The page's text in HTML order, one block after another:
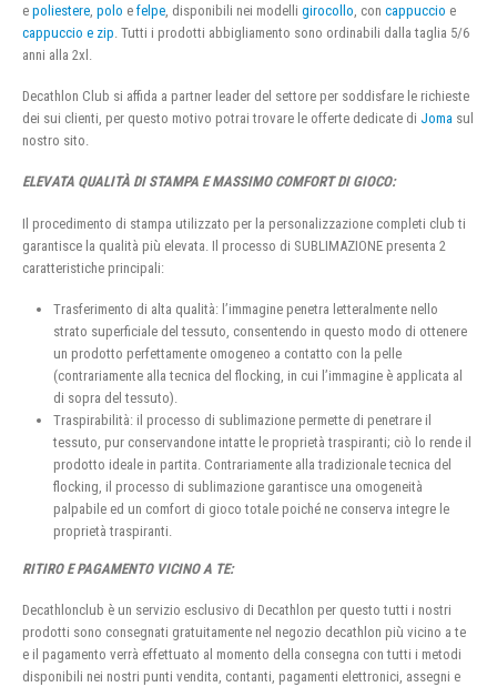
e poliestere polo e felpe , disponibili nei modelli girocollo , con cappuccio e
cappuccio e zip . Tutti i prodotti abbigliamento sono ordinabili dalla taglia 5/6
anni alla 2xl.
Decathlon Club si affida a partner leader del settore per soddisfare le richieste
dei sui clienti, per questo motivo potrai trovare le offerte dedicate di Joma sul
nostro sito.
ELEVATA QUALITÀ DI STAMPA E MASSIMO COMFORT DI GIOCO:
Il procedimento di stampa utilizzato per la personalizzazione completi club ti
garantisce la qualità più elevata. Il processo di SUBLIMAZIONE presenta 2
caratteristiche principali:
Trasferimento di alta qualità: l’immagine penetra letteralmente nello
strato superficiale del tessuto, consentendo in questo modo di ottenere
un prodotto perfettamente omogeneo a contatto con la pelle
(contrariamente alla tecnica del flocking, in cui l’immagine è applicata al
di sopra del tessuto).
Traspirabilità: il processo di sublimazione permette di penetrare il
tessuto, pur conservandone intatte le proprietà traspiranti; ciò lo rende il
prodotto ideale in partita. Contrariamente alla tradizionale tecnica del
flocking, il processo di sublimazione garantisce una omogeneità
palpabile ed un comfort di gioco totale poiché ne conserva integre le
proprietà traspiranti.
RITIRO E PAGAMENTO VICINO A TE:
Decathlonclub è un servizio esclusivo di Decathlon per questo tutti i nostri
prodotti sono consegnati gratuitamente nel negozio decathlon più vicino a te
e il pagamento verrà effettuato al momento della consegna con tutti i metodi
disponibili nei nostri punti vendita, contanti, pagamenti elettronici, assegni e